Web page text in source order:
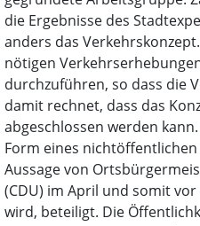
die Ergebnisse des
anders das
nötigen
durchzuführen, so dass die
damit rechnet, dass das
abgeschlossen werden
Form eines
Aussage von
(CDU) im April und somit
wird, beteiligt. Die